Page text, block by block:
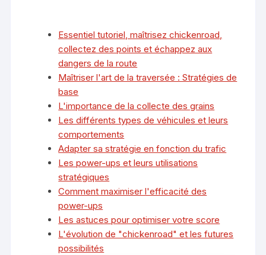
Essentiel tutoriel, maîtrisez chickenroad,
collectez des points et échappez aux
dangers de la route
Maîtriser l'art de la traversée : Stratégies de
base
L'importance de la collecte des grains
Les différents types de véhicules et leurs
comportements
Adapter sa stratégie en fonction du trafic
Les power-ups et leurs utilisations
stratégiques
Comment maximiser l'efficacité des
power-ups
Les astuces pour optimiser votre score
L'évolution de "chickenroad" et les futures
possibilités